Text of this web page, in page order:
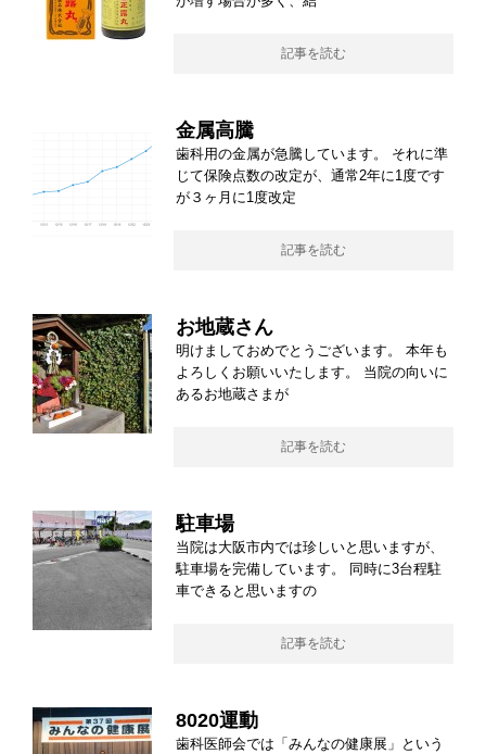
記事を読む
金属高騰
歯科用の金属が急騰しています。 それに準
じて保険点数の改定が、通常2年に1度です
が３ヶ月に1度改定
記事を読む
お地蔵さん
明けましておめでとうございます。 本年も
よろしくお願いいたします。 当院の向いに
あるお地蔵さまが
記事を読む
駐車場
当院は大阪市内では珍しいと思いますが、
駐車場を完備しています。 同時に3台程駐
車できると思いますの
記事を読む
8020運動
歯科医師会では「みんなの健康展」という